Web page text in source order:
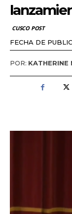
CUSCO POST
FECHA DE
POR: KATHERINE